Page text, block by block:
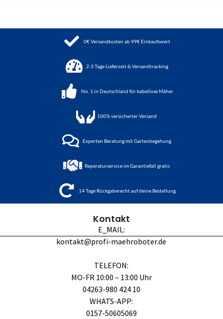
0€ Versandkosten ab 99€ Einkaufswert
2-3 Tage Lieferzeit & Versandtracking
No. 1 in Deutschland für kabellose Mäher
100%versicherter Versand
Experten Beratung mit Gartenbegehung
Reperaturservice im Garantiefall gratis
14 Tage Rückgaberecht auf deine Bestellung
Kontakt
E_MAIL:
kontakt@profi-maehroboter.de
TELEFON:
MO-FR 10:00 – 13:00 Uhr
04263-980 424 10
WHATS-APP:
0157-50605069